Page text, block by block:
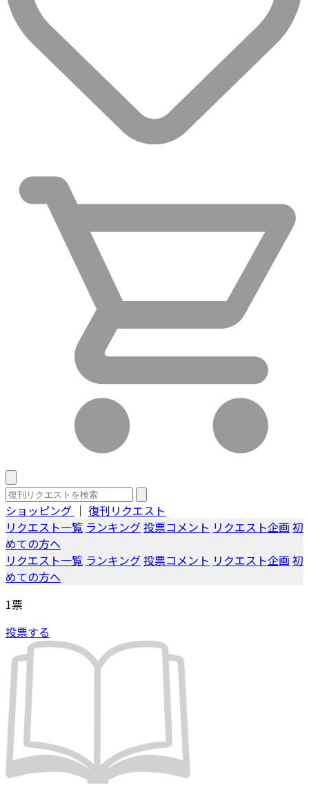
ショッピング ｜ 復刊リクエスト
リクエスト一覧 ランキング投票コメント リクエスト企画 初
めての方へ
リクエスト一覧 ランキング投票コメント リクエスト企画 初
めての方へ
1票
投票する